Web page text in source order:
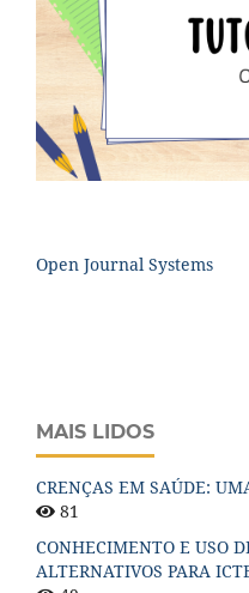
Open Journal Systems
MAIS LIDOS
CRENÇAS EM SAÚDE:
81
CONHECIMENTO E USO
ALTERNATIVOS PARA